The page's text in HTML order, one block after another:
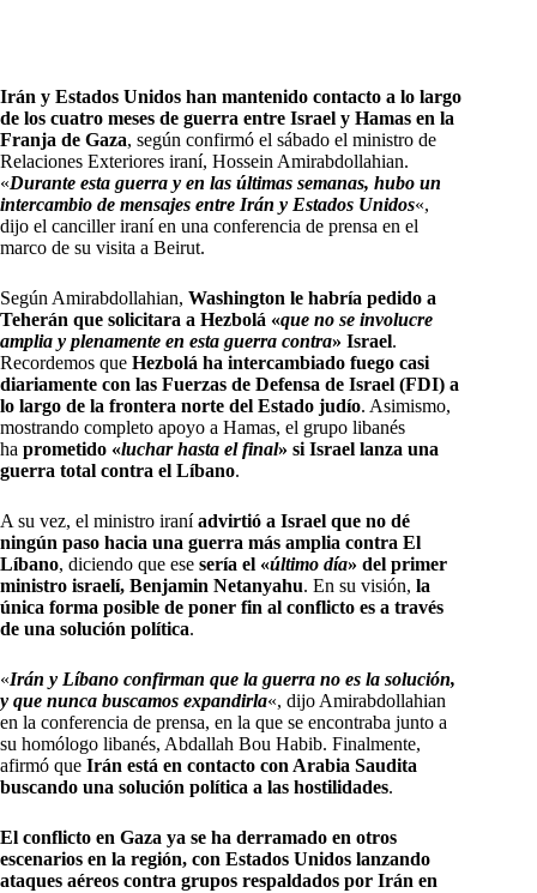
Irán y Estados Unidos han mantenido contacto a lo largo
de los cuatro meses de guerra entre Israel y Hamas en la
Franja de Gaza, según confirmó el sábado el ministro de
Relaciones Exteriores iraní, Hossein Amirabdollahian.
«Durante esta guerra y en las últimas semanas, hubo un
intercambio de mensajes entre Irán y Estados Unidos«,
dijo el canciller iraní en una conferencia de prensa en el
marco de su visita a Beirut.
Según Amirabdollahian, Washington le habría pedido a
Teherán que solicitara a Hezbolá «que no se involucre
amplia y plenamente en esta guerra contra» Israel.
Recordemos que Hezbolá ha intercambiado fuego casi
diariamente con las Fuerzas de Defensa de Israel (FDI) a
lo largo de la frontera norte del Estado judío. Asimismo,
mostrando completo apoyo a Hamas, el grupo libanés
ha prometido «luchar hasta el final» si Israel lanza una
guerra total contra el Líbano.
A su vez, el ministro iraníadvirtió a Israel que no dé
ningún paso hacia una guerra más amplia contra El
Líbano, diciendo que ese sería el «último día» del primer
ministro israelí, Benjamin Netanyahu. En su visión, la
única forma posible de poner fin al conflicto es a través
de una solución política.
«Irán y Líbano confirman que la guerra no es la solución,
y que nunca buscamos expandirla«, dijo Amirabdollahian
en la conferencia de prensa, en la que se encontraba junto a
su homólogo libanés, Abdallah Bou Habib. Finalmente,
afirmó que Irán está en contacto con Arabia Saudita
buscando una solución política a las hostilidades.
El conflicto en Gaza ya se ha derramado en otros
escenarios en la región, con Estados Unidos lanzando
ataques aéreos contra grupos respaldados por Irán en